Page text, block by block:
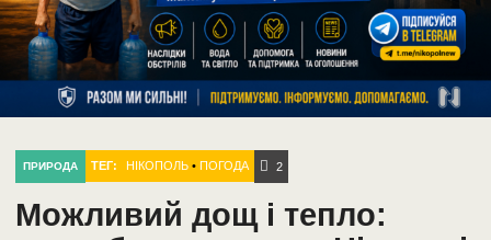
ПРИРОДА ТЕГ: НІКОПОЛЬ• ПОГОДА 2
Можливий дощ і тепло: